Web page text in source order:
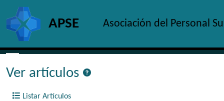
Navigation and related functionality and
Ver artículos
Listar Artículos
Site identity, navigation, etc.
APSE Asociación del Personal